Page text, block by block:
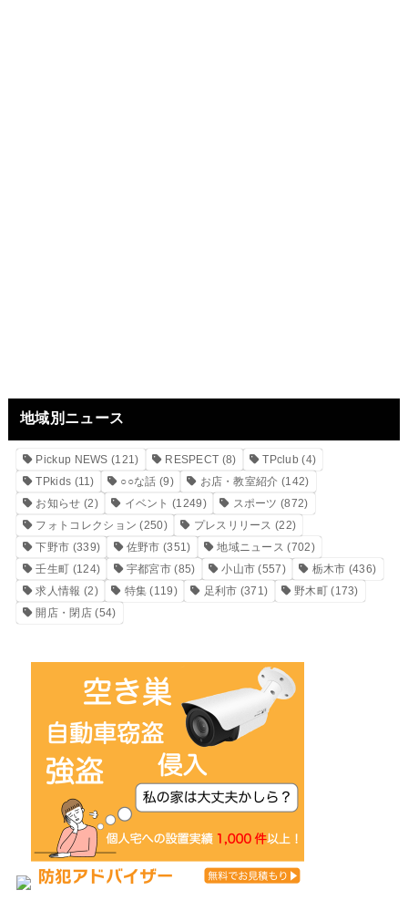
地域別ニュース
Pickup NEWS (121) RESPECT (8) TPclub (4)
TPkids (11) ○○な話 (9) お店・教室紹介 (142)
お知らせ (2) イベント (1249) スポーツ (872)
フォトコレクション (250) プレスリリース (22)
下野市 (339) 佐野市 (351) 地域ニュース (702)
壬生町 (124) 宇都宮市 (85) 小山市 (557) 栃木市 (436)
求人情報 (2) 特集 (119) 足利市 (371) 野木町(173)
開店・閉店(54)